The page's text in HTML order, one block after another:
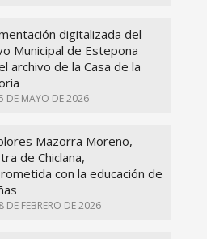
digitalizada del
Municipal de Estepona
archivo de la Casa de la
DE MAYO DE 2026
Mazorra Moreno,
de Chiclana,
con la educación de
DE FEBRERO DE 2026